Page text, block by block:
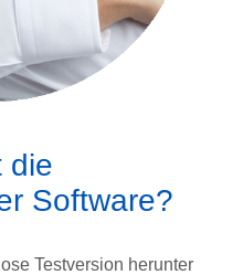
die
Software?
Testversion herunter